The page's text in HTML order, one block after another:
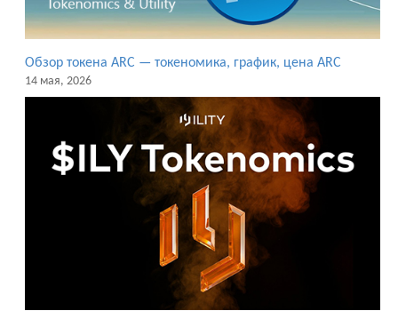
Обзор токена ARC — токеномика, график, цена ARC
14 мая, 2026